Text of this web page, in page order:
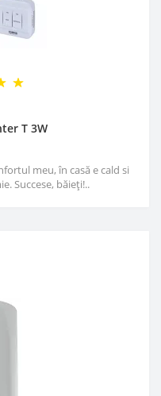
T 3W
meu, în casă e cald si
Succese, băieți!..